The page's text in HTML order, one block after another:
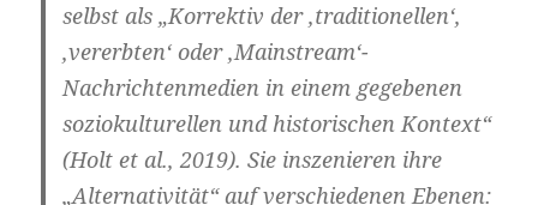
selbst als „Korrektiv der ‚traditionellen‘,
‚vererbten‘ oder ‚Mainstream‘-
Nachrichtenmedien in einem gegebenen
soziokulturellen und historischen Kontext“
(Holt et al., 2019). Sie inszenieren ihre
„Alternativität“ auf verschiedenen Ebenen: